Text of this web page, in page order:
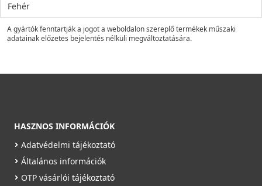
Fehér
A gyártók fenntartják a jogot a weboldalon szereplő termékek műszaki
adatainak előzetes bejelentés nélküli megváltoztatására.
HASZNOS INFORMÁCIÓK
Adatvédelmi tájékoztató
Általános információk
OTP vásárlói tájékoztató